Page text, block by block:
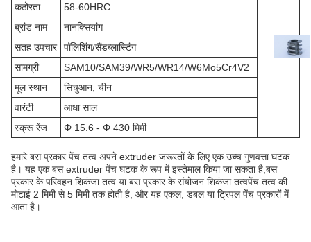
कठोरता
58-60HRC
ब्रांड नाम
नानक्सियांग
सतह उपचार
पॉलिशिंग/सैंडब्लास्टिंग
सामग्री
SAM10/SAM39/WR5/WR14/W6Mo5Cr4V2
मूल स्थान
सिचुआन, चीन
वारंटी
आधा साल
स्क्रू रेंज
Φ 15.6 - Φ 430 मिमी
हमारे बस प्रकार पेंच तत्व अपने extruder जरूरतों के लिए एक उच्च गुणवत्ता घटक
है। यह एक बस extruder पेंच घटक के रूप में इस्तेमाल किया जा सकता है,बस
प्रकार के परिवहन शिकंजा तत्व या बस प्रकार के संयोजन शिकंजा तत्वपेंच तत्व की
मोटाई 2 मिमी से 5 मिमी तक होती है, और यह एकल, डबल या ट्रिपल पेंच प्रकारों में
आता है।